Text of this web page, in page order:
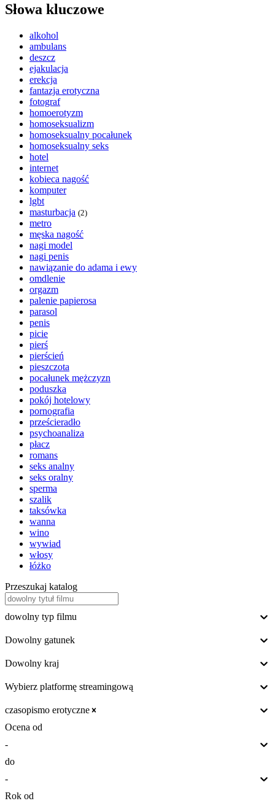
Słowa kluczowe
alkohol
ambulans
deszcz
ejakulacja
erekcja
fantazja erotyczna
fotograf
homoerotyzm
homoseksualizm
homoseksualny pocałunek
homoseksualny seks
hotel
internet
kobieca nagość
komputer
lgbt
masturbacja (2)
metro
męska nagość
nagi model
nagi penis
nawiązanie do adama i ewy
omdlenie
orgazm
palenie papierosa
parasol
penis
picie
pierś
pierścień
pieszczota
pocałunek mężczyzn
poduszka
pokój hotelowy
pornografia
prześcieradło
psychoanaliza
płacz
romans
seks analny
seks oralny
sperma
szalik
taksówka
wanna
wino
wywiad
włosy
łóżko
Przeszukaj katalog
dowolny typ filmu
Dowolny gatunek
Dowolny kraj
Wybierz platformę streamingową
czasopismo erotyczne
Ocena od
-
do
-
Rok od